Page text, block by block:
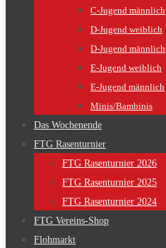
C-Jugend männlich
D-Jugend weiblich
D-Jugend männlich
E-Jugend weiblich
E-Jugend männlich
Minis/Bambinis
Das Wochenende
FTG Rasenturnier
FTG Rasenturnier 2026
FTG Rasenturnier 2025
FTG Rasenturnier 2024
FTG Vereins-Shop
Flohmarkt